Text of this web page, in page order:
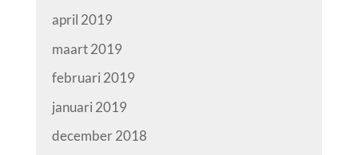
april 2019
maart 2019
februari 2019
januari 2019
december 2018